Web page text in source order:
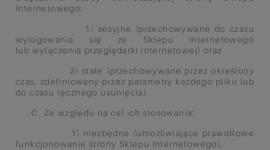
Internetowego:
1) sesyjne (przechowywane do czasu
wylogowania się ze Sklepu Internetowego
lub wyłączenia przeglądarki internetowej) oraz
2) stałe (przechowywane przezokreślony
czas, zdefiniowany przez parametry każdego pliku lub
do czasu ręcznego usunięcia)
C. Ze względu na cel ich stosowania:
1) niezbędne (umożliwiające prawidłowe
funkcjonowanie strony Sklepu Internetowego),